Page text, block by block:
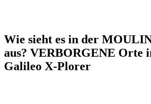
Wie sieht es in der
aus? VERBORGENE Orte
Galileo X-Plorer